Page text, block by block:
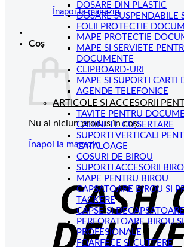
Înapoi la magazin
Coș
Nu ai niciun produs în coș.
Înapoi la magazin
DOSARE DIN PLASTIC
DOSARE SUSPENDABILE
FOLII PROTECTIE
MAPE PROTECTIE
MAPE SI SERVIETE
DOCUMENTE
CLIPBOARD-URI
MAPE SI SUPORTI CARTI
AGENDE TELEFONICE
ARTICOLE SI ACCESORII
TAVITE PENTRU
CABINETE CU SERTARE
SUPORTI VERTICALI
CATALOAGE
COSURI DE BIROU
SUPORTI ACCESORII
MAPE PENTRU BIROU
CAPSATOARE BIROU SI
TACKERE
CAPSE SI DECAPSATOARE
PERFORATOARE BIROU SI
PROFESIONALE
FOARFECE SI CUTTERE